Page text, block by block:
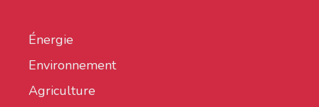
Énergie
Environnement
Agriculture